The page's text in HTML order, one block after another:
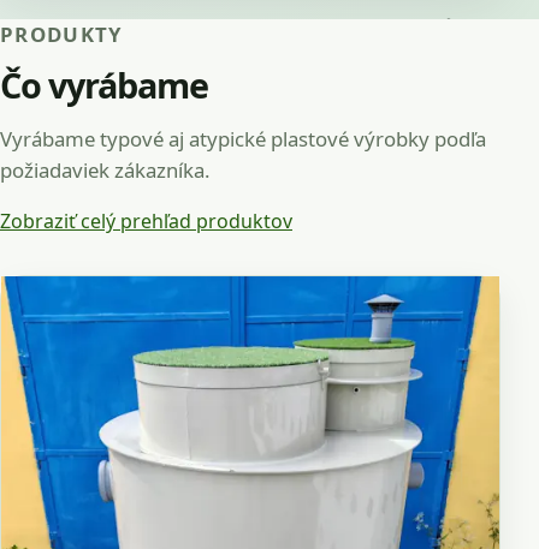
z plastov na mieru
PRODUKTY
Čo vyrábame
Vyrábame typové aj atypické plastové výrobky podľa
požiadaviek zákazníka.
Zobraziť celý prehľad produktov